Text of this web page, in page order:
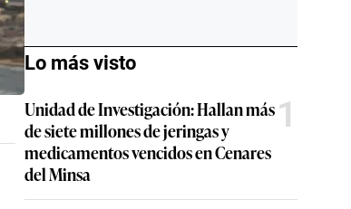
Lo más visto
Unidad de Investigación: Hallan más
de siete millones de jeringas y
medicamentos vencidos en Cenares
del Minsa
1